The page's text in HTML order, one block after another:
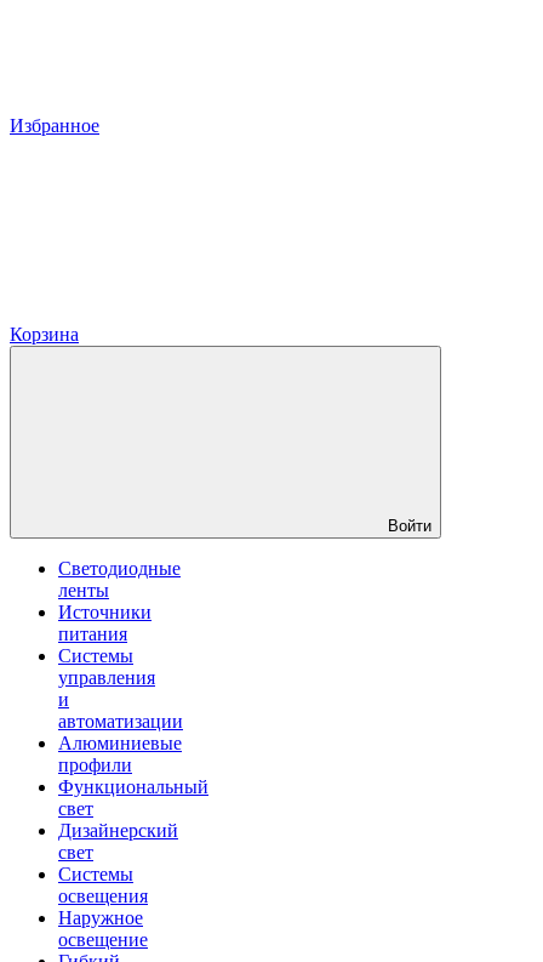
Избранное
Корзина
Войти
Светодиодные
ленты
Источники
питания
Системы
управления
и
автоматизации
Алюминиевые
профили
Функциональный
свет
Дизайнерский
свет
Системы
освещения
Наружное
освещение